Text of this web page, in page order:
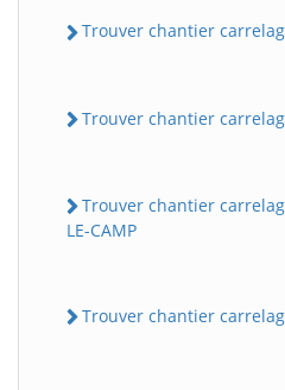
Trouver chantier
Trouver chantier
Trouver chantier
LE-CAMP
Trouver chantier